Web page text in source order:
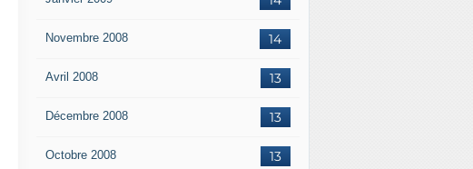
14
Novembre 2008
13
Avril 2008
13
Décembre 2008
13
Octobre 2008